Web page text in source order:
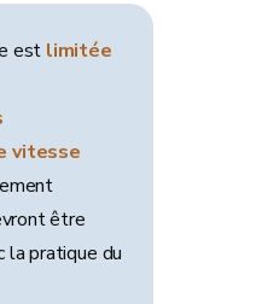
est limitée
vitesse
être
la pratique du